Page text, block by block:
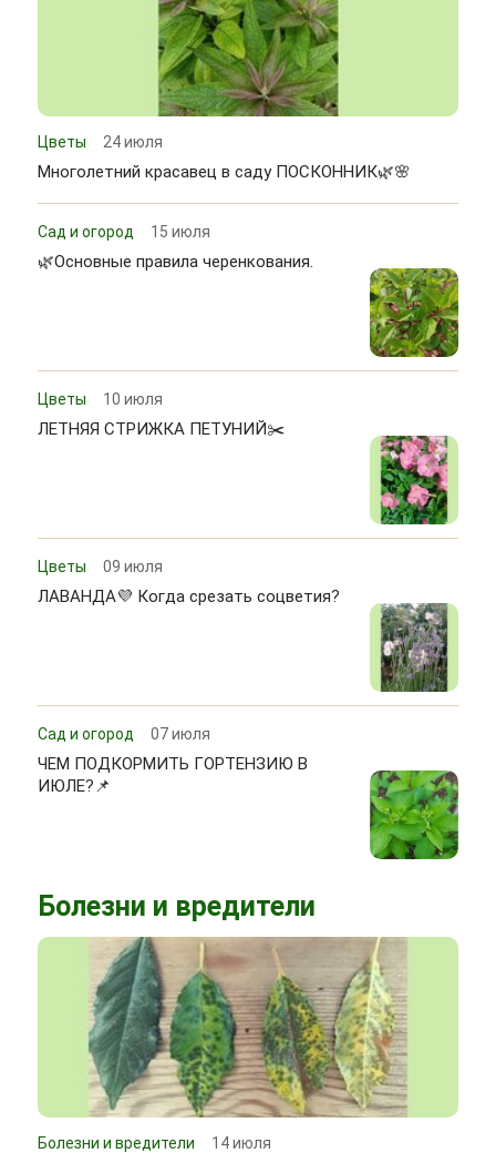
Цветы 24 июля
Многолетний красавец в саду ПОСКОННИК🌿🌸
Сад и огород 15 июля
🌿Основные правила черенкования.
Цветы 10 июля
ЛЕТНЯЯ СТРИЖКА ПЕТУНИЙ✂️
Цветы 09 июля
ЛАВАНДА💜 Когда срезать соцветия?
Сад и огород 07 июля
ЧЕМ ПОДКОРМИТЬ ГОРТЕНЗИЮ В
ИЮЛЕ?📌
Болезни и вредители
Болезни и вредители 14 июля